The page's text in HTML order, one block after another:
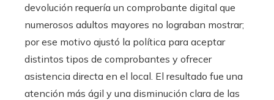
devolución requería un comprobante digital que
numerosos adultos mayores no lograban mostrar;
por ese motivo ajustó la política para aceptar
distintos tipos de comprobantes y ofrecer
asistencia directa en el local. El resultado fue una
atención más ágil y una disminución clara de las